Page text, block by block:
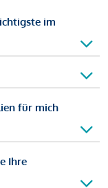
im
für mich
Ihre